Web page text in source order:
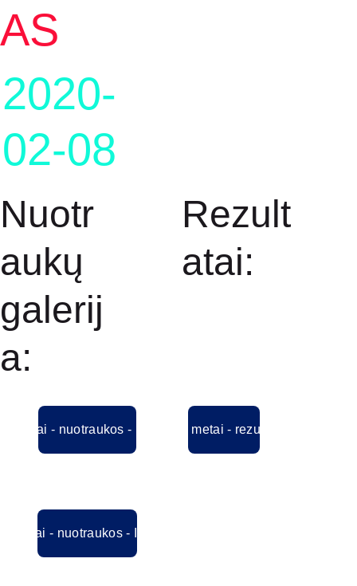
Nuotr
aukų
galerij
a:
Rezult
atai:
2020 metai - rezultatai
2020-
02-08
metai - nuotraukos - II albumas
metai - nuotraukos - I albumas
AS